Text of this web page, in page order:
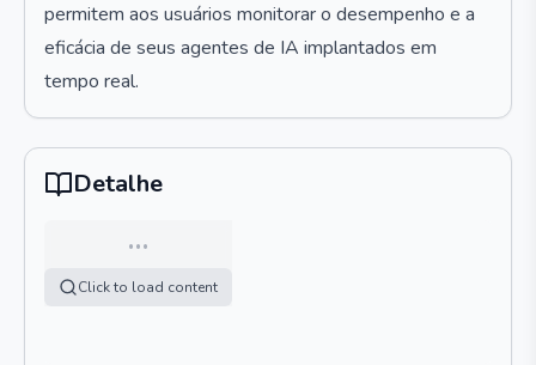
permitem aos usuários monitorar o desempenho e a
eficácia de seus agentes de IA implantados em
tempo real.
Detalhe
…
Click to load content